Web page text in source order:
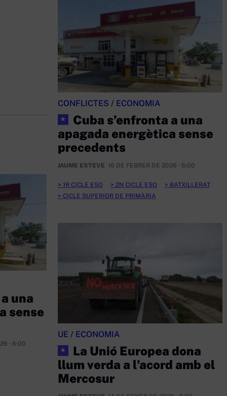
una
sense
· 6:00
CONFLICTES / ECONOMIA
★
Cuba s’enfronta a una
apagada energètica sense
precedents
JAUME ESTEVE 16 DE FEBRER DE 2026 · 6:00
1R CICLE ESO 2N CICLE ESO
BATXILLERAT
CICLE SUPERIOR DE PRIMÀRIA
UE / ECONOMIA
★
La Unió Europea dona
llum verda a l’acord amb el
Mercosur